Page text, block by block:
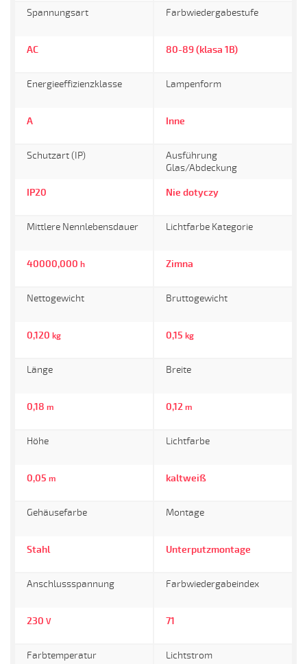
Spannungsart
AC
Farbwiedergabestufe
80-89 (klasa 1B)
Energieeffizienzklasse
A
Lampenform
Inne
Schutzart (IP)
IP20
Ausführung
Glas/Abdeckung
Nie dotyczy
Mittlere Nennlebensdauer
40000,000 h
Lichtfarbe Kategorie
Zimna
Nettogewicht
0,120 kg
Bruttogewicht
0,15 kg
Länge
0,18 m
Breite
0,12 m
Höhe
0,05 m
Lichtfarbe
kaltweiß
Gehäusefarbe
Stahl
Montage
Unterputzmontage
Anschlussspannung
230 V
Farbwiedergabeindex
71
Farbtemperatur Lichtstrom